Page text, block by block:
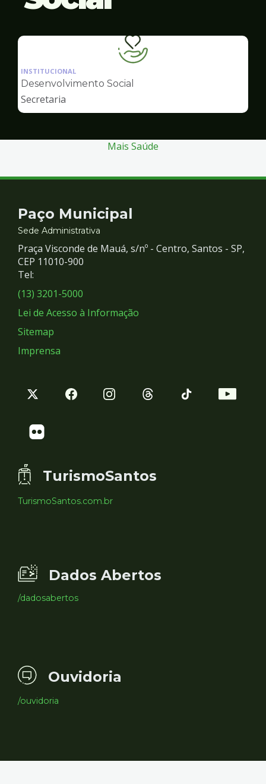
Ilustração
da
pagina
INSTITUCIONAL
Desenvolvimento Social
Secretaria
Mais Saúde
Contato
e
Redes
Sociais
Paço Municipal
Sede Administrativa
Praça Visconde de Mauá, s/nº - Centro, Santos - SP,
CEP 11010-900
Tel:
(13) 3201-5000
Lei de Acesso à Informação
Sitemap
Imprensa
TurismoSantos
TurismoSantos.com.br
Dados Abertos
/dadosabertos
Ouvidoria
/ouvidoria